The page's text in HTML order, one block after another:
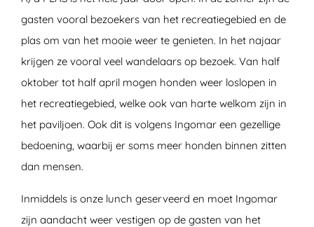
gasten vooral bezoekers van het recreatiegebied en de
plas om van het mooie weer te genieten. In het najaar
krijgen ze vooral veel wandelaars op bezoek. Van half
oktober tot half april mogen honden weer loslopen in
het recreatiegebied, welke ook van harte welkom zijn in
het paviljoen. Ook dit is volgens Ingomar een gezellige
bedoening, waarbij er soms meer honden binnen zitten
dan mensen.
Inmiddels is onze lunch geserveerd en moet Ingomar
zijn aandacht weer vestigen op de gasten van het